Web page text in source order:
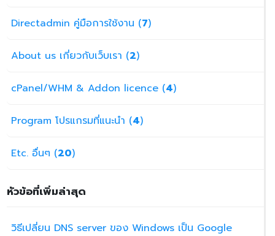
Directadmin คู่มือการใช้งาน (7)
About us เกี่ยวกับเว็บเรา (2)
cPanel/WHM & Addon licence (4)
Program โปรแกรมที่แนะนำ (4)
Etc. อื่นๆ (20)
หัวข้อที่เพิ่มล่าสุด
วิธีเปลี่ยน DNS server ของ Windows เป็น Google